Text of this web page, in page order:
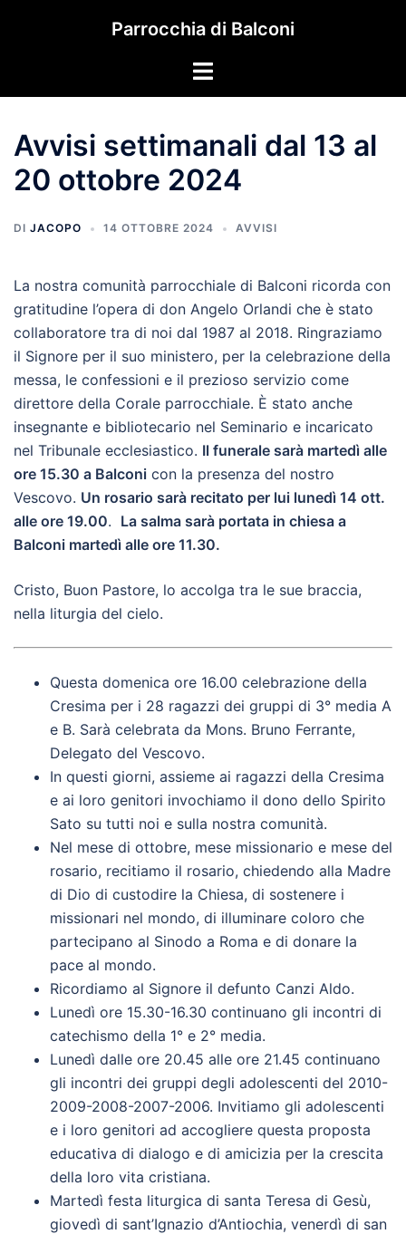
Parrocchia di Balconi
Mostra/Nascondi
Avvisi settimanali dal 13 al
20 ottobre 2024
DI JACOPO 14 OTTOBRE 2024 AVVISI
La nostra comunità parrocchiale di Balconi ricorda con
gratitudine l’opera di don Angelo Orlandi che è stato
collaboratore tra di noi dal 1987 al 2018. Ringraziamo
il Signore per il suo ministero, per la celebrazione della
messa, le confessioni e il prezioso servizio come
direttore della Corale parrocchiale. È stato anche
insegnante e bibliotecario nel Seminario e incaricato
nel Tribunale ecclesiastico. Il funerale sarà martedì alle
ore 15.30 a Balconi con la presenza del nostro
Vescovo. Un rosario sarà recitato per lui lunedì 14 ott.
alle ore 19.00. La salma sarà portata in chiesa a
Balconi martedì alle ore 11.30.
Cristo, Buon Pastore, lo accolga tra le sue braccia,
nella liturgia del cielo.
Questa domenica ore 16.00 celebrazione della
Cresima per i 28 ragazzi dei gruppi di 3° media A
e B. Sarà celebrata da Mons. Bruno Ferrante,
Delegato del Vescovo.
In questi giorni, assieme ai ragazzi della Cresima
e ai loro genitori invochiamo il dono dello Spirito
Sato su tutti noi e sulla nostra comunità.
Nel mese di ottobre, mese missionario e mese del
rosario, recitiamo il rosario, chiedendo alla Madre
di Dio di custodire la Chiesa, di sostenere i
missionari nel mondo, di illuminare coloro che
partecipano al Sinodo a Roma e di donare la
pace al mondo.
Ricordiamo al Signore il defunto Canzi Aldo.
Lunedì ore 15.30-16.30 continuano gli incontri di
catechismo della 1° e 2° media.
Lunedì dalle ore 20.45 alle ore 21.45 continuano
gli incontri dei gruppi degli adolescenti del 2010-
2009-2008-2007-2006. Invitiamo gli adolescenti
e i loro genitori ad accogliere questa proposta
educativa di dialogo e di amicizia per la crescita
della loro vita cristiana.
Martedì festa liturgica di santa Teresa di Gesù,
giovedì di sant’Ignazio d’Antiochia, venerdì di san